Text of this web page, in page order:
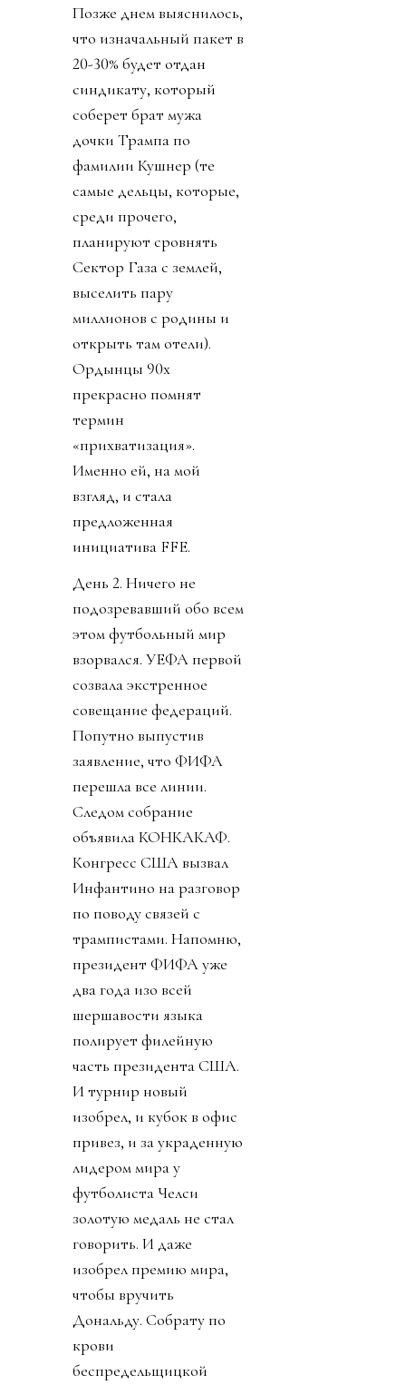
Позже днем выяснилось,
что изначальный пакет в
20-30% будет отдан
синдикату, который
соберет брат мужа
дочки Трампа по
фамилии Кушнер (те
самые дельцы, которые,
среди прочего,
планируют сровнять
Сектор Газа с землей,
выселить пару
миллионов с родины и
открыть там отели).
Ордынцы 90х
прекрасно помнят
термин
«прихватизация».
Именно ей, на мой
взгляд, и стала
предложенная
инициатива FFE.
День 2. Ничего не
подозревавший обо всем
этом футбольный мир
взорвался. УЕФА первой
созвала экстренное
совещание федераций.
Попутно выпустив
заявление, что ФИФА
перешла все линии.
Следом собрание
объявила КОНКАКАФ.
Конгресс США вызвал
Инфантино на разговор
по поводу связей с
трампистами. Напомню,
президент ФИФА уже
два года изо всей
шершавости языка
полирует филейную
часть президента США.
И турнир новый
изобрел, и кубок в офис
привез, и за украденную
лидером мира у
футболиста Челси
золотую медаль не стал
говорить. И даже
изобрел премию мира,
чтобы вручить
Дональду. Собрату по
крови
беспредельщицкой